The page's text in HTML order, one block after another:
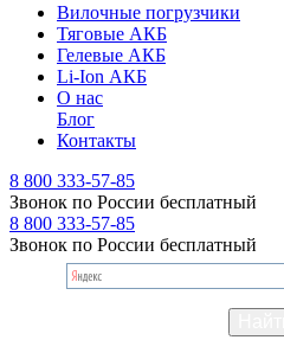
Вилочные погрузчики
Тяговые АКБ
Гелевые АКБ
Li-Ion АКБ
О нас
Блог
Контакты
8 800 333-57-85
Звонок по России бесплатный
8 800 333-57-85
Звонок по России бесплатный